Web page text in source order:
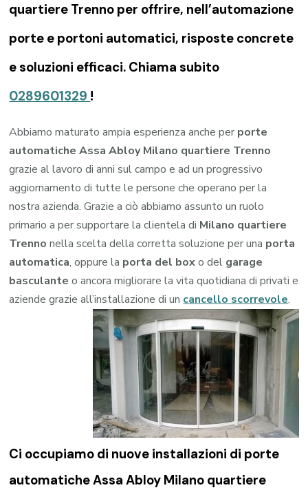
quartiere Trenno per offrire, nell’automazione
porte e portoni automatici, risposte concrete
e soluzioni efficaci. Chiama subito
0289601329 !
Abbiamo maturato ampia esperienza anche per porte
automatiche Assa Abloy Milano quartiere Trenno
grazie al lavoro di anni sul campo e ad un progressivo
aggiornamento di tutte le persone che operano per la
nostra azienda. Grazie a ciò abbiamo assunto un ruolo
primario a per supportare la clientela di Milano quartiere
Trenno nella scelta della corretta soluzione per una porta
automatica, oppure la porta del boxo del garage
basculante o ancora migliorare la vita quotidiana di privati e
aziende grazie all’installazione di un cancello scorrevole.
Ci occupiamo di nuove installazioni di porte
automatiche Assa Abloy Milano quartiere